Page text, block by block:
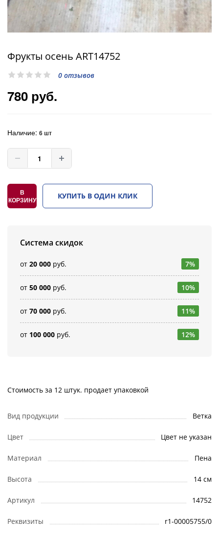
Фрукты осень ART14752
0 отзывов
780 руб.
Наличие: 6 шт
В
КОРЗИНУ
КУПИТЬ В ОДИН КЛИК
Система скидок
от 20 000 руб. 7%
от 50 000 руб. 10%
от 70 000 руб. 11%
от 100 000 руб. 12%
Стоимость за 12 штук. продает упаковкой
Вид продукции Ветка
Цвет Цвет не указан
Материал Пена
Высота 14 см
Артикул 14752
Реквизиты r1-00005755/0